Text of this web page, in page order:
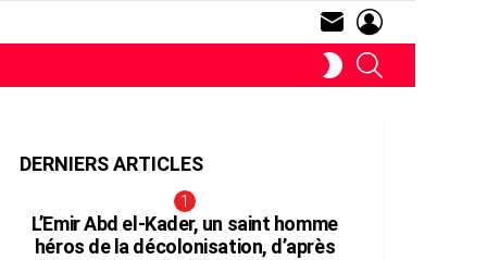
SUBSCRIBE
SWITCH
DERNIERS ARTICLES
L’Emir Abd el-Kader, un saint homme
héros de la décolonisation, d’après